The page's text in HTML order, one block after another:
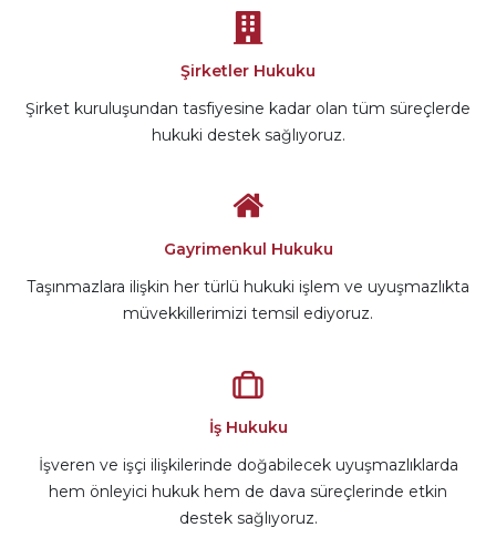
Şirketler Hukuku
Şirket kuruluşundan tasfiyesine kadar olan tüm süreçlerde
hukuki destek sağlıyoruz.
Gayrimenkul Hukuku
Taşınmazlara ilişkin her türlü hukuki işlem ve uyuşmazlıkta
müvekkillerimizi temsil ediyoruz.
İş Hukuku
İşveren ve işçi ilişkilerinde doğabilecek uyuşmazlıklarda
hem önleyici hukuk hem de dava süreçlerinde etkin
destek sağlıyoruz.